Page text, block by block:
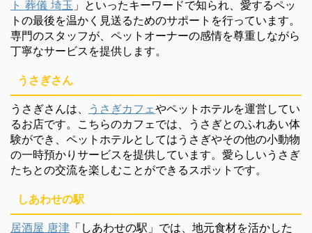
ト 葬儀 埼玉 」といったキーワードで知られ、愛するペッ
トの最後を温かく見送るためのサポートを行っています。
専門のスタッフが、ペットオーナーの感情を尊重しながら
丁寧なサービスを提供します。
うさぎさん
うさぎさんは、 うさぎカフェやペットホテルを運営してい
るお店です。こちらのカフェでは、うさぎとのふれあい体
験ができ、ペットホテルとしてはうさぎやその他の小動物
の一時預かりサービスを提供しています。愛らしいうさぎ
たちとの交流を楽しむことができるスポットです。
しあわせの駅
居酒屋 唐津 「しあわせの駅」では、地元食材を活かした